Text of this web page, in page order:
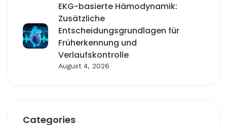
EKG-basierte Hämodynamik:
Zusätzliche
Entscheidungsgrundlagen für
Früherkennung und
Verlaufskontrolle
August 4, 2026
Categories